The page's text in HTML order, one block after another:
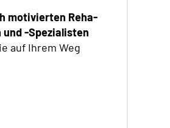
motivierten Reha-
-Spezialisten
auf Ihrem Weg